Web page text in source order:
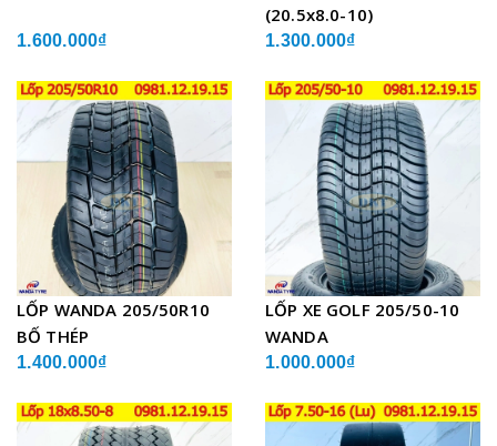
1.600.000₫
(20.5x8.0-10)
1.300.000₫
LỐP WANDA 205/50R10
BỐ THÉP
1.400.000₫
LỐP XE GOLF 205/50-10
WANDA
1.000.000₫